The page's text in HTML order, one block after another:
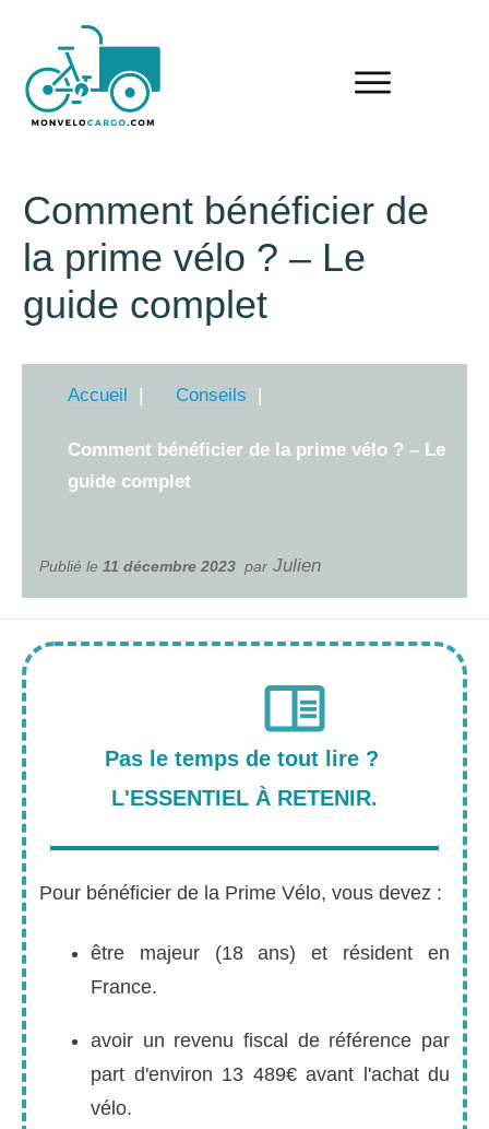
Comment bénéficier de
la prime vélo ? – Le
guide complet
Accueil Conseils
Comment bénéficier de la prime vélo ? – Le
guide complet
Publié le 11 décembre 2023 par Julien
Pas le temps de tout lire ?
L'ESSENTIEL À RETENIR.
Pour bénéficier de la Prime Vélo, vous devez :
être majeur (18 ans) et résident en
France.
avoir un revenu fiscal de référence par
part d'environ 13 489€ avant l'achat du
vélo.